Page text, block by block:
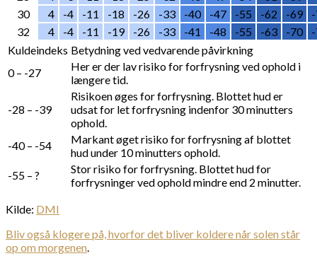
30
4 -4 -11 -18 -26 -33 -40 -47 -55 -62 -69
32
4 -4 -11 -19 -26 -33 -41 -48 -55 -63 -70
Kuldeindeks Betydning ved vedvarende påvirkning
0 – -27
Her er der lav risiko for forfrysning ved ophold i
længere tid.
-28 – -39
Risikoen øges for forfrysning. Blottet hud er
udsat for let forfrysning indenfor 30 minutters
ophold.
-40 – -54
Markant øget risiko for forfrysning af blottet
hud under 10 minutters ophold.
-55 – ?
Stor risiko for forfrysning. Blottet hud for
forfrysninger ved ophold mindre end 2 minutter.
Kilde: DMI
Bliv også klogere på, hvorfor det bliver koldere når solen står
op om morgenen